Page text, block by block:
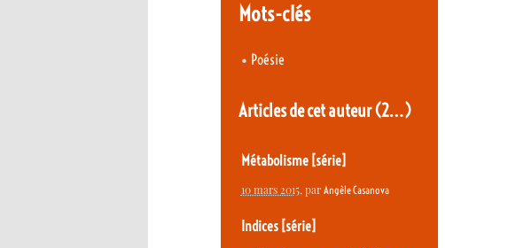
Mots-clés
• Poésie
Articles de cet auteur(2…)
Métabolisme [série]
10 mars 2015, par Angèle Casanova
Indices [série]